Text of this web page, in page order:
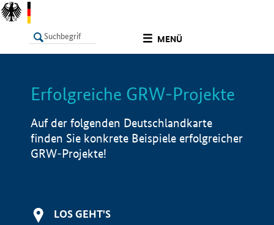
MENÜ
LISTE Info
Erfolgreiche GRW-Projekte
Auf der folgenden Deutschlandkarte
finden Sie konkrete Beispiele erfolgreicher
GRW-Projekte!
LOS GEHT'S